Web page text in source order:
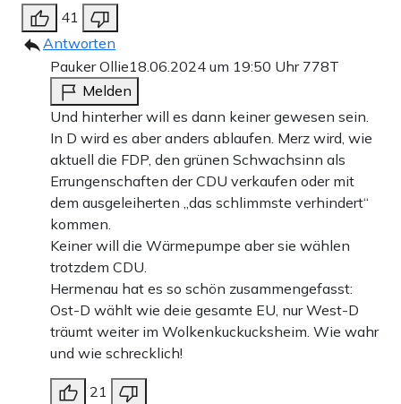
41
Antworten
Pauker Ollie18.06.2024 um 19:50 Uhr 778T
Melden
Und hinterher will es dann keiner gewesen sein.
In D wird es aber anders ablaufen. Merz wird, wie
aktuell die FDP, den grünen Schwachsinn als
Errungenschaften der CDU verkaufen oder mit
dem ausgeleiherten „das schlimmste verhindert“
kommen.
Keiner will die Wärmepumpe aber sie wählen
trotzdem CDU.
Hermenau hat es so schön zusammengefasst:
Ost-D wählt wie deie gesamte EU, nur West-D
träumt weiter im Wolkenkuckucksheim. Wie wahr
und wie schrecklich!
21